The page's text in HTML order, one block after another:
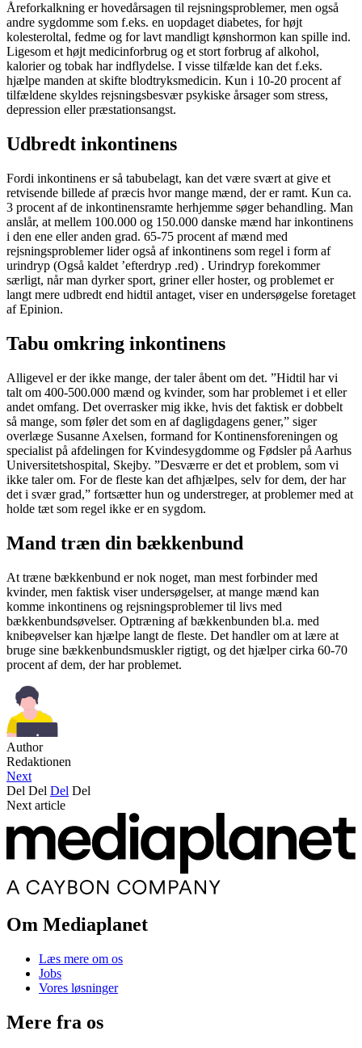
Åreforkalkning er hovedårsagen til rejsningsproblemer, men også
andre sygdomme som f.eks. en uopdaget diabetes, for højt
kolesteroltal, fedme og for lavt mandligt kønshormon kan spille ind.
Ligesom et højt medicinforbrug og et stort forbrug af alkohol,
kalorier og tobak har indflydelse. I visse tilfælde kan det f.eks.
hjælpe manden at skifte blodtryksmedicin. Kun i 10-20 procent af
tilfældene skyldes rejsningsbesvær psykiske årsager som stress,
depression eller præstationsangst.
Udbredt inkontinens
Fordi inkontinens er så tabubelagt, kan det være svært at give et
retvisende billede af præcis hvor mange mænd, der er ramt. Kun ca.
3 procent af de inkontinensramte herhjemme søger behandling. Man
anslår, at mellem 100.000 og 150.000 danske mænd har inkontinens
i den ene eller anden grad. 65-75 procent af mænd med
rejsningsproblemer lider også af inkontinens som regel i form af
urindryp (Også kaldet ’efterdryp .red) . Urindryp forekommer
særligt, når man dyrker sport, griner eller hoster, og problemet er
langt mere udbredt end hidtil antaget, viser en undersøgelse foretaget
af Epinion.
Tabu omkring inkontinens
Alligevel er der ikke mange, der taler åbent om det. ”Hidtil har vi
talt om 400-500.000 mænd og kvinder, som har problemet i et eller
andet omfang. Det overrasker mig ikke, hvis det faktisk er dobbelt
så mange, som føler det som en af dagligdagens gener,” siger
overlæge Susanne Axelsen, formand for Kontinensforeningen og
specialist på afdelingen for Kvindesygdomme og Fødsler på Aarhus
Universitetshospital, Skejby. ”Desværre er det et problem, som vi
ikke taler om. For de fleste kan det afhjælpes, selv for dem, der har
det i svær grad,” fortsætter hun og understreger, at problemer med at
holde tæt som regel ikke er en sygdom.
Mand træn din bækkenbund
At træne bækkenbund er nok noget, man mest forbinder med
kvinder, men faktisk viser undersøgelser, at mange mænd kan
komme inkontinens og rejsningsproblemer til livs med
bækkenbundsøvelser. Optræning af bækkenbunden bl.a. med
knibeøvelser kan hjælpe langt de fleste. Det handler om at lære at
bruge sine bækkenbundsmuskler rigtigt, og det hjælper cirka 60-70
procent af dem, der har problemet.
Author
Redaktionen
Next
Del Del Del Del
Next article
Om Mediaplanet
Læs mere om os
Jobs
Vores løsninger
Mere fra os